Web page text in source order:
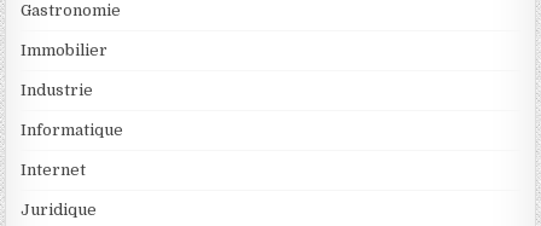
Gastronomie
Immobilier
Industrie
Informatique
Internet
Juridique